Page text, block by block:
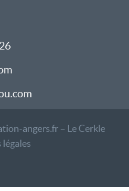
angers.fr – Le Cerkle